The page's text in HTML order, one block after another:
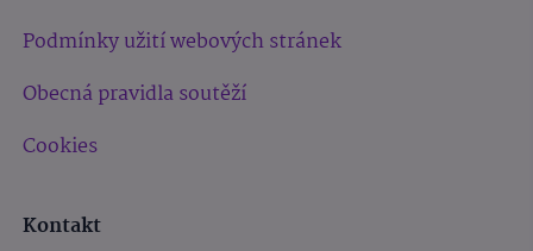
Podmínky užití webových stránek
Obecná pravidla soutěží
Cookies
Kontakt